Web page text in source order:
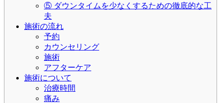
⑤ ダウンタイムを少なくするための徹底的な工
夫
施術の流れ
予約
カウンセリング
施術
アフターケア
施術について
治療時間
痛み